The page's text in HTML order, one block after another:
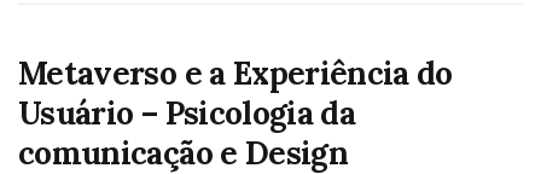
Metaverso e a Experiência do
Usuário – Psicologia da
comunicação e Design